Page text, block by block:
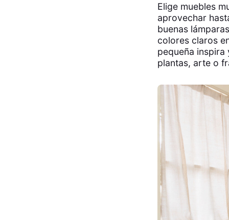
Elige muebles
aprovechar
buenas
colores claros
pequeña inspira
plantas, arte o